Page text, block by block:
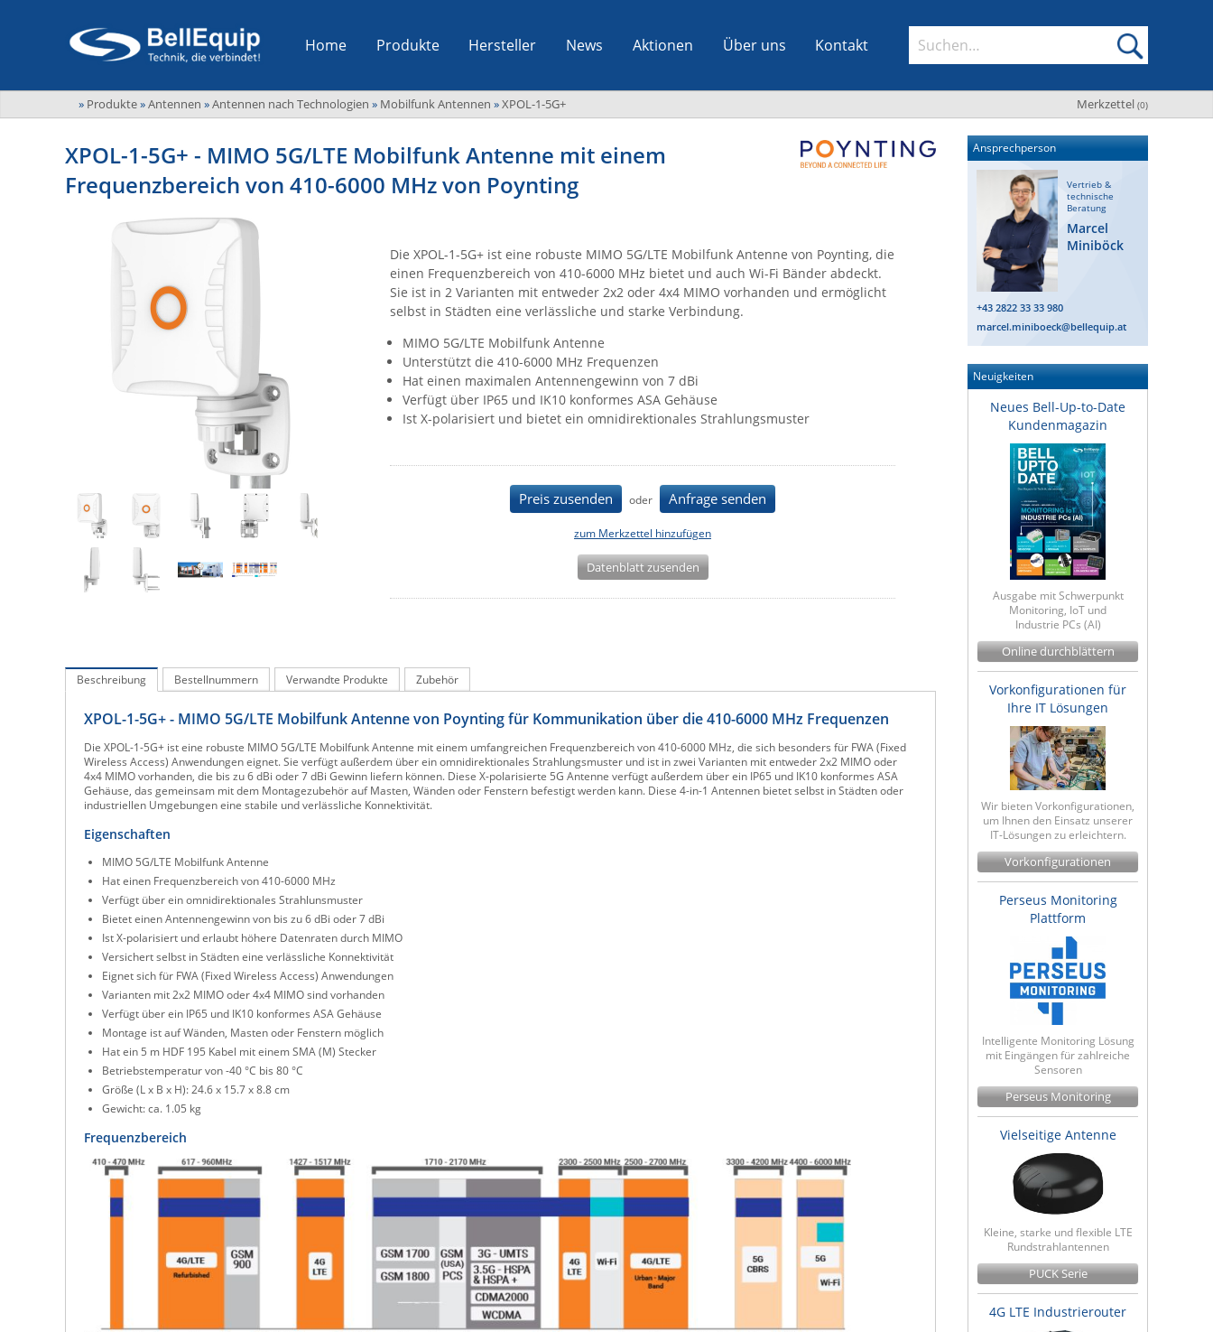
Home Produkte Hersteller News Aktionen Über uns Kontakt
Merkzettel (0)
» Produkte»Antennen »Antennen nach Technologien » Mobilfunk Antennen »XPOL-1-5G+
XPOL-1-5G+ - MIMO 5G/LTE Mobilfunk Antenne mit einem
Frequenzbereich von 410-6000 MHz von Poynting
Die XPOL-1-5G+ ist eine robuste MIMO 5G/LTE Mobilfunk Antenne von Poynting, die
einen Frequenzbereich von 410-6000 MHz bietet und auch Wi-Fi Bänder abdeckt.
Sie ist in 2 Varianten mit entweder 2x2 oder 4x4 MIMO vorhanden und ermöglicht
selbst in Städten eine verlässliche und starke Verbindung.
MIMO 5G/LTE Mobilfunk Antenne
Unterstützt die 410-6000 MHz Frequenzen
Hat einen maximalen Antennengewinn von 7 dBi
Verfügt über IP65 und IK10 konformes ASA Gehäuse
Ist X-polarisiert und bietet ein omnidirektionales Strahlungsmuster
Preis zusenden oder Anfrage senden
zum Merkzettel hinzufügen
Datenblatt zusenden
Beschreibung Bestellnummern Verwandte Produkte Zubehör
XPOL-1-5G+ - MIMO 5G/LTE Mobilfunk Antenne von Poynting für Kommunikation über die 410-6000 MHz Frequenzen
Die XPOL-1-5G+ ist eine robuste MIMO 5G/LTE Mobilfunk Antenne mit einem umfangreichen Frequenzbereich von 410-6000 MHz, die sich besonders für FWA (Fixed
Wireless Access) Anwendungen eignet. Sie verfügt außerdem über ein omnidirektionales Strahlungsmuster und ist in zwei Varianten mit entweder 2x2 MIMO oder
4x4 MIMO vorhanden, die bis zu 6 dBi oder 7 dBi Gewinn liefern können. Diese X-polarisierte 5G Antenne verfügt außerdem über ein IP65 und IK10 konformes ASA
Gehäuse, das gemeinsam mit dem Montagezubehör auf Masten, Wänden oder Fenstern befestigt werden kann. Diese 4-in-1 Antennen bietet selbst in Städten oder
industriellen Umgebungen eine stabile und verlässliche Konnektivität.
Eigenschaften
MIMO 5G/LTE Mobilfunk Antenne
Hat einen Frequenzbereich von 410-6000 MHz
Verfügt über ein omnidirektionales Strahlunsmuster
Bietet einen Antennengewinn von bis zu 6 dBi oder 7 dBi
Ist X-polarisiert und erlaubt höhere Datenraten durch MIMO
Versichert selbst in Städten eine verlässliche Konnektivität
Eignet sich für FWA (Fixed Wireless Access) Anwendungen
Varianten mit 2x2 MIMO oder 4x4 MIMO sind vorhanden
Verfügt über ein IP65 und IK10 konformes ASA Gehäuse
Montage ist auf Wänden, Masten oder Fenstern möglich
Hat ein 5 m HDF 195 Kabel mit einem SMA (M) Stecker
Betriebstemperatur von -40 °C bis 80 °C
Größe (L x B x H): 24.6 x 15.7 x 8.8 cm
Gewicht: ca. 1.05 kg
Frequenzbereich
Ansprechperson
Vertrieb &
technische
Beratung
Marcel
Miniböck
+43 2822 33 33 980
marcel.miniboeck@bellequip.at
Neuigkeiten
Neues Bell-Up-to-Date
Kundenmagazin
Ausgabe mit Schwerpunkt
Monitoring, IoT und
Industrie PCs (AI)
Online durchblättern
Vorkonfigurationen für
Ihre IT Lösungen
Wir bieten Vorkonfigurationen,
um Ihnen den Einsatz unserer
IT-Lösungen zu erleichtern.
Vorkonfigurationen
Perseus Monitoring
Plattform
Intelligente Monitoring Lösung
mit Eingängen für zahlreiche
Sensoren
Perseus Monitoring
Vielseitige Antenne
Kleine, starke und flexible LTE
Rundstrahlantennen
PUCK Serie
4G LTE Industrierouter